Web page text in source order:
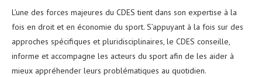
L’une des forces majeures du CDES tient dans son expertise à la
fois en droit et en économie du sport. S’appuyant à la fois sur des
approches spécifiques et pluridisciplinaires, le CDES conseille,
informe et accompagne les acteurs du sport afin de les aider à
mieux appréhender leurs problématiques au quotidien.